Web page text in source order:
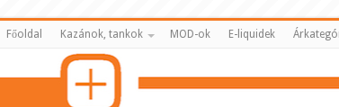
Főoldal Kazánok, tankok MOD-ok E-liquidek